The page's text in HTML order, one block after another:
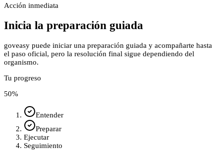
Acción inmediata
Inicia la preparación guiada
goveasy puede iniciar una preparación guiada y acompañarte hasta
el paso oficial, pero la resolución final sigue dependiendo del
organismo.
Tu progreso
50%
Entender
Preparar
Ejecutar
Seguimiento